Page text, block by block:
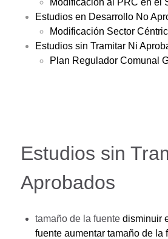
Estudios en Desarrollo No
Modificación Sector
Estudios sin Tramitar Ni
Plan Regulador Comunal
Estudios sin
Aprobados
tamaño de la fuente disminuir
fuente aumentar tamaño de la